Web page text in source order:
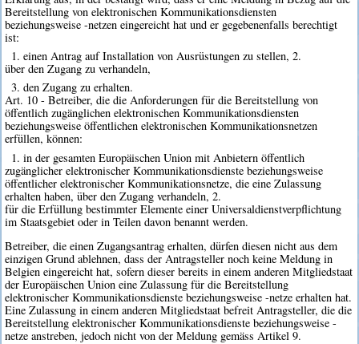
Bereitstellung von elektronischen Kommunikationsdiensten
beziehungsweise -netzen eingereicht hat und er gegebenenfalls berechtigt
ist:
1. einen Antrag auf Installation von Ausrüstungen zu stellen, 2.
über den Zugang zu verhandeln,
3. den Zugang zu erhalten.
Art. 10 - Betreiber, die die Anforderungen für die Bereitstellung von
öffentlich zugänglichen elektronischen Kommunikationsdiensten
beziehungsweise öffentlichen elektronischen Kommunikationsnetzen
erfüllen, können:
1. in der gesamten Europäischen Union mit Anbietern öffentlich
zugänglicher elektronischer Kommunikationsdienste beziehungsweise
öffentlicher elektronischer Kommunikationsnetze, die eine Zulassung
erhalten haben, über den Zugang verhandeln, 2.
für die Erfüllung bestimmter Elemente einer Universaldienstverpflichtung
im Staatsgebiet oder in Teilen davon benannt werden.
Betreiber, die einen Zugangsantrag erhalten, dürfen diesen nicht aus dem
einzigen Grund ablehnen, dass der Antragsteller noch keine Meldung in
Belgien eingereicht hat, sofern dieser bereits in einem anderen Mitgliedstaat
der Europäischen Union eine Zulassung für die Bereitstellung
elektronischer Kommunikationsdienste beziehungsweise -netze erhalten hat.
Eine Zulassung in einem anderen Mitgliedstaat befreit Antragsteller, die die
Bereitstellung elektronischer Kommunikationsdienste beziehungsweise -
netze anstreben, jedoch nicht von der Meldung gemäss Artikel 9.